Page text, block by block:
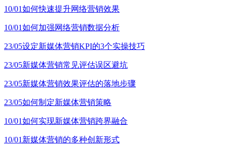
10/01如何快速提升网络营销效果
10/01如何加强网络营销数据分析
23/05设定新媒体营销KPI的3个实操技巧
23/05新媒体营销常见评估误区避坑
23/05新媒体营销效果评估的落地步骤
23/05如何制定新媒体营销策略
10/01如何实现新媒体营销跨界融合
10/01 新媒体营销的多种创新形式